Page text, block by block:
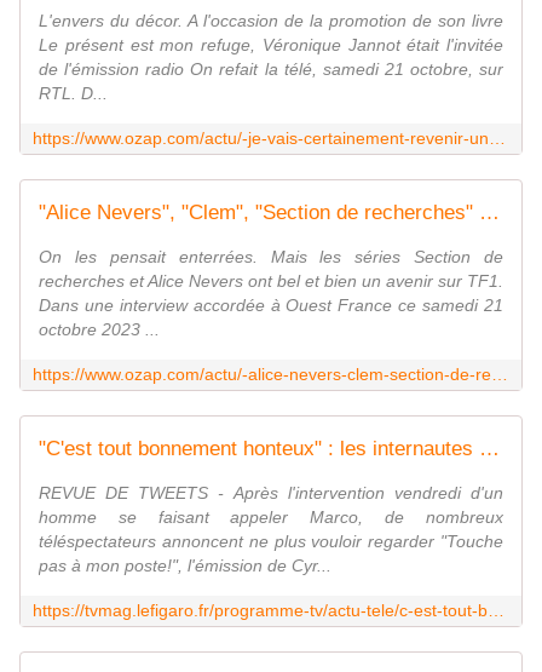
L'envers du décor. A l'occasion de la promotion de son livre
Le présent est mon refuge, Véronique Jannot était l'invitée
de l'émission radio On refait la télé, samedi 21 octobre, sur
RTL. D...
"Alice Nevers", "Clem", "Section de recherches" : Mediawan "travaille sur des reboots" des trois séries historiques de TF1
On les pensait enterrées. Mais les séries Section de
recherches et Alice Nevers ont bel et bien un avenir sur TF1.
Dans une interview accordée à Ouest France ce samedi 21
octobre 2023 ...
"C'est tout bonnement honteux" : les internautes appellent à boycotter "TPMP" après le témoignage de l'ancien codétenu de Cédric Jubillar
REVUE DE TWEETS - Après l'intervention vendredi d'un
homme se faisant appeler Marco, de nombreux
téléspectateurs annoncent ne plus vouloir regarder "Touche
pas à mon poste!", l'émission de Cyr...